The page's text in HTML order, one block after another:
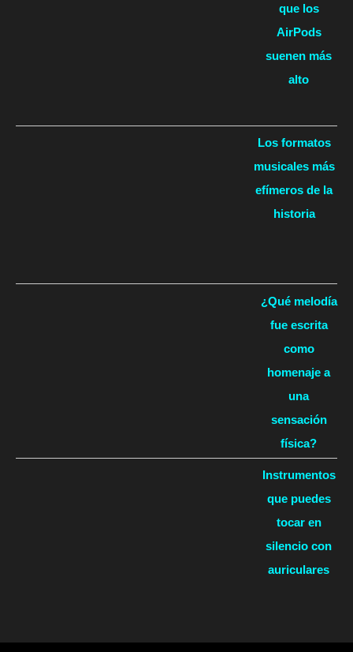
que los
AirPods
suenen más
alto
Los formatos
musicales más
efímeros de la
historia
¿Qué melodía
fue escrita
como
homenaje a
una
sensación
física?
Instrumentos
que puedes
tocar en
silencio con
auriculares